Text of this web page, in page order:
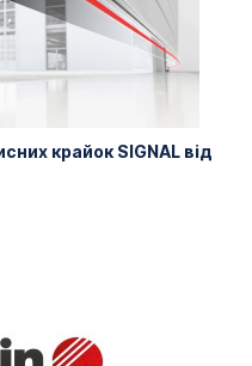
крайок SIGNAL від